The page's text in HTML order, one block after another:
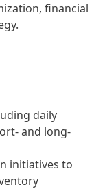
financial
daily
and long-
initiatives to